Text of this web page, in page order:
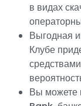
в видах
Выгодная
Клубе
Вы можете